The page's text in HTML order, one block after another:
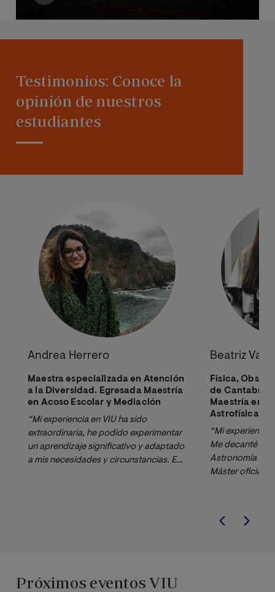
Testimonios: Conoce la
opinión de nuestros
estudiantes
Andrea Herrero
Maestra especializada en Atención
a la Diversidad. Egresada Maestría
en Acoso Escolar y Mediación
“Mi experiencia en VIU ha sido
extraordinaria, he podido experimentar
un aprendizaje significativo y adaptado
a mis necesidades y circunstancias. En
Beatriz
Física,
de Cantabria.
Maestría en
Astrofísica.
“Mi experiencia
Me decanté por
Astronomía y
Máster oficial y
Astronómico
Próximos eventos VIU